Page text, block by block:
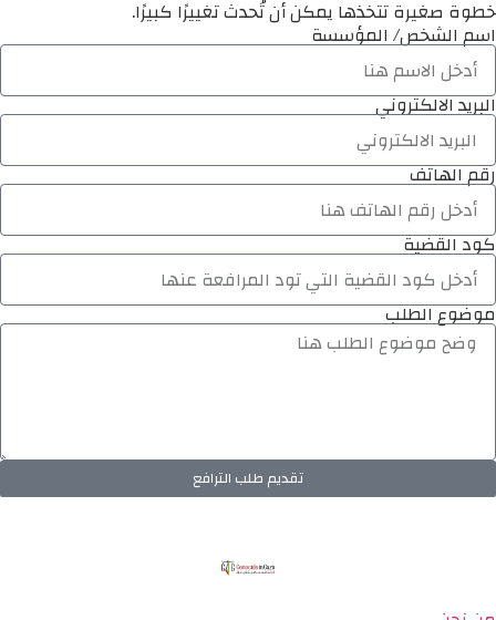
خطوة صغيرة تتخذها يمكن أن تُحدث تغييرًا كبيرًا.
اسم الشخص/ المؤسسة
البريد الالكتروني
رقم الهاتف
كود القضية
موضوع الطلب
تقديم طلب الترافع